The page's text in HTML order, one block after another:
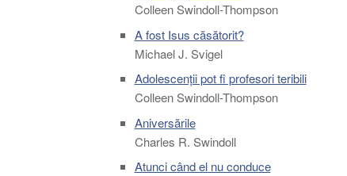
Colleen Swindoll-Thompson
A fost Isus căsătorit?
Michael J. Svigel
Adolescenții pot fi profesori teribili
Colleen Swindoll-Thompson
Aniversările
Charles R. Swindoll
Atunci când el nu conduce